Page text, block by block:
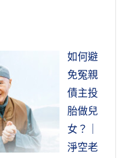
如何避
免冤親
債主投
胎做兒
女？｜
淨空老